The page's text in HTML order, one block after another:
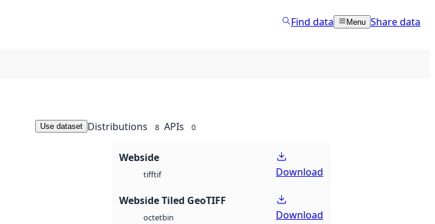
Find data Menu Share data
Use dataset Distributions 8 APIs 0
Webside
tifftif Download
Webside Tiled GeoTIFF
octetbin Download